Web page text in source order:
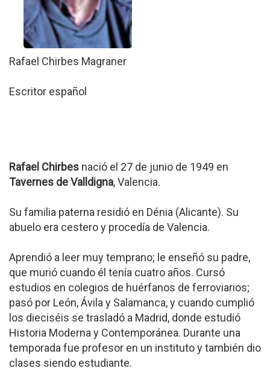
Rafael Chirbes Magraner
Escritor español
Rafael Chirbes nació el 27 de junio de 1949 en
Tavernes de Valldigna, Valencia.
Su familia paterna residió en Dénia (Alicante). Su
abuelo era cestero y procedía de Valencia.
Aprendió a leer muy temprano; le enseñó su padre,
que murió cuando él tenía cuatro años. Cursó
estudios en colegios de huérfanos de ferroviarios;
pasó por León, Ávila y Salamanca, y cuando cumplió
los dieciséis se trasladó a Madrid, donde estudió
Historia Moderna y Contemporánea. Durante una
temporada fue profesor en un instituto y también dio
clases siendo estudiante.